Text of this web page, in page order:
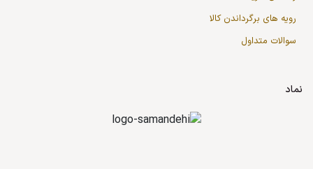
رویه های برگرداندن کالا
سوالات متداول
نماد